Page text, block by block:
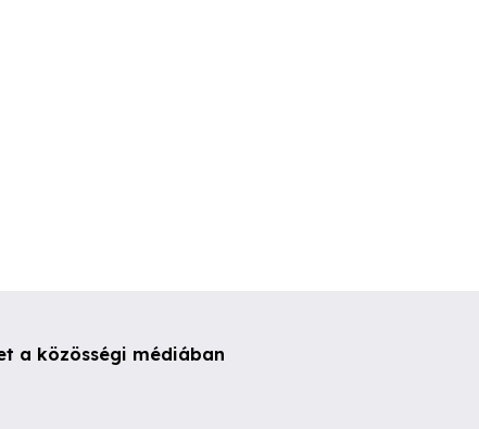
a közösségi médiában